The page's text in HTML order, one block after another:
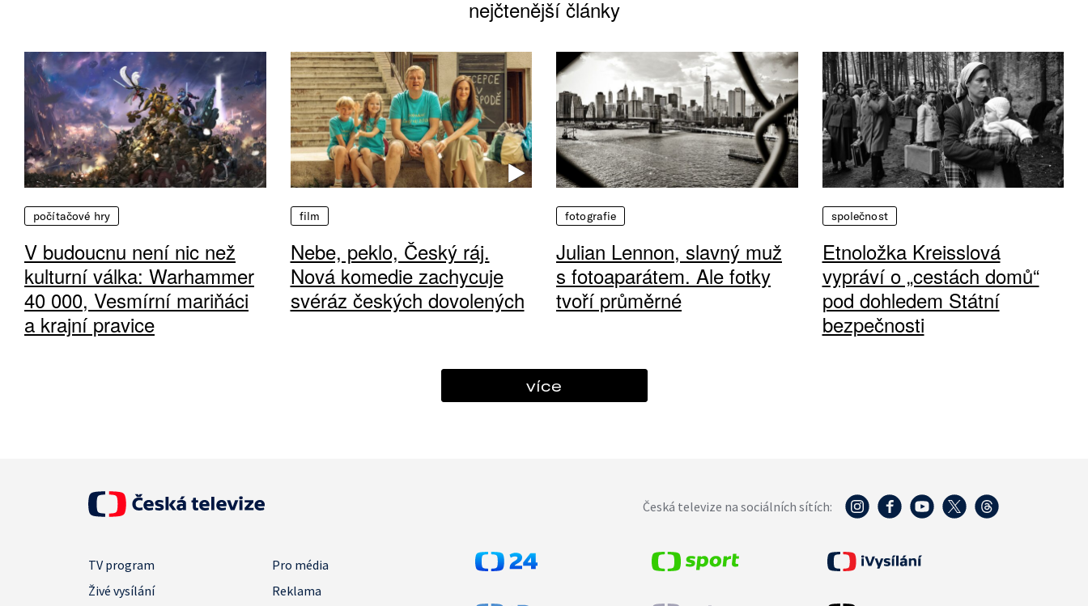
nejčtenější články
počítačové hry
V budoucnu není nic než
kulturní válka: Warhammer
40 000, Vesmírní mariňáci
a krajní pravice
film
Nebe, peklo, Český ráj.
Nová komedie zachycuje
svéráz českých dovolených
fotografie
Julian Lennon, slavný muž
s fotoaparátem. Ale fotky
tvoří průměrné
společnost
Etnoložka Kreisslová
vypráví o „cestách domů“
pod dohledem Státní
bezpečnosti
více
Česká televize na sociálních sítích:
TV program
Pro média
Živé vysílání
Reklama